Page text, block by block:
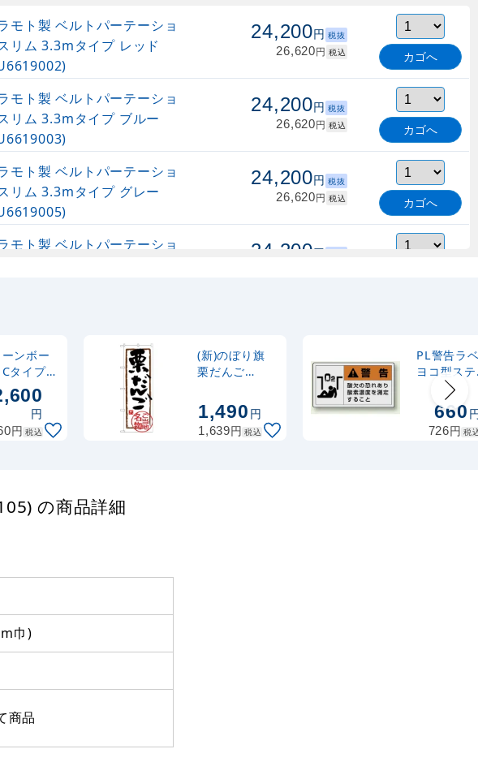
モト製 ベルトパーテーショ
リム 3.3mタイプ レッド
24,200円 税抜
26,620円 税込 カゴへ
モト製 ベルトパーテーショ
リム 3.3mタイプ ブルー
24,200円 税抜
26,620円 税込 カゴへ
モト製 ベルトパーテーショ
リム 3.3mタイプ グレー
24,200円 税抜
26,620円 税込 カゴへ
モト製 ベルトパーテーショ
24,200円
ム ベルト長さ2m 10～29台
カゴへ
モト製 オリジナルデザイン
ントベルトパーテーション
34,100
ラモト製 オリジナルデザイン
ントベルトパーテーション
ンボー
Cタイプ
ェイ掲
736シェ
円
円 税込
(新)のぼり旗
栗だんご
1,490円
1,639円 税込
PL警告ラ
ヨコ型ス
カー 酸欠
れあり酸
度を測定
こと (10
660
726円 税
の商品詳細
巾)
商品